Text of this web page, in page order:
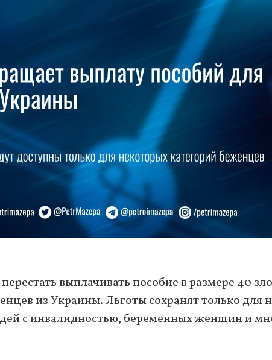
выплачивать пособие в размере 40
из Украины. Льготы сохранят только для
с инвалидностью, беременных женщин и